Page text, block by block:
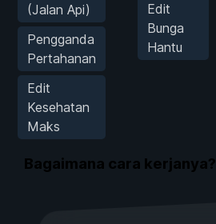
(Jalan Api)
Pengganda
Pertahanan
Edit
Kesehatan
Maks
Edit
Bunga
Hantu
Bagaimana cara kerjanya?